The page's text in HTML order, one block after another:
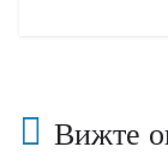
Вижте